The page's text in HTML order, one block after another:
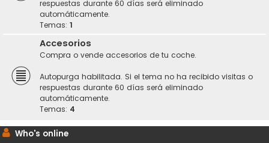
respuestas durante 60 días será eliminado
automáticamente.
Temas: 1
Accesorios
Compra o vende accesorios de tu coche.
Autopurga habilitada. Si el tema no ha recibido visitas o
respuestas durante 60 días será eliminado
automáticamente.
Temas: 4
Who's online